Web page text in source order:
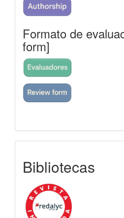
Formato de
form]
Bibliotecas